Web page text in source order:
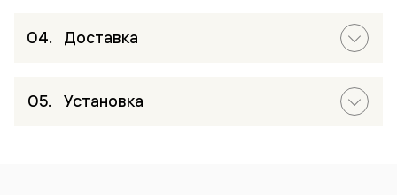
Доставка
Установка